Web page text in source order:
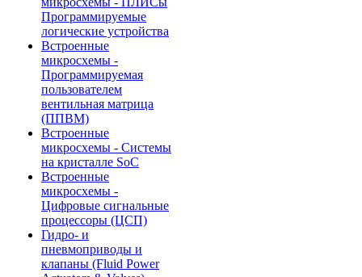
Программируемые
логические устройства
Встроенные
микросхемы -
Программируемая
пользователем
вентильная матрица
(ППВМ)
Встроенные
микросхемы - Системы
на кристалле SoC
Встроенные
микросхемы -
Цифровые сигнальные
процессоры (ЦСП)
Гидро- и
пневмоприводы и
клапаны (Fluid Power